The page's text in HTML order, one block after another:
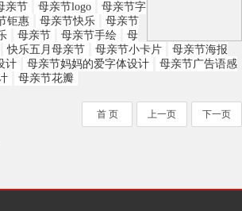
亲节 母亲节logo
母亲节字
钜惠 母亲节快乐
母亲节
母亲节 母亲节手绘
母
快乐五月母亲节 母亲节小卡片
母亲节海报
计 母亲节妈妈的爱字体设计
母亲节广告语感
母亲节花瓣
首 页 上一页 下一页